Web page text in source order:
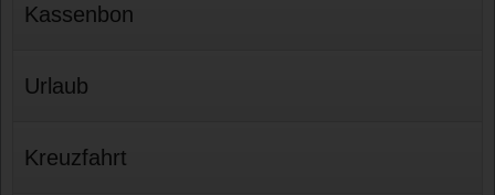
Kassenbon
Urlaub
Kreuzfahrt